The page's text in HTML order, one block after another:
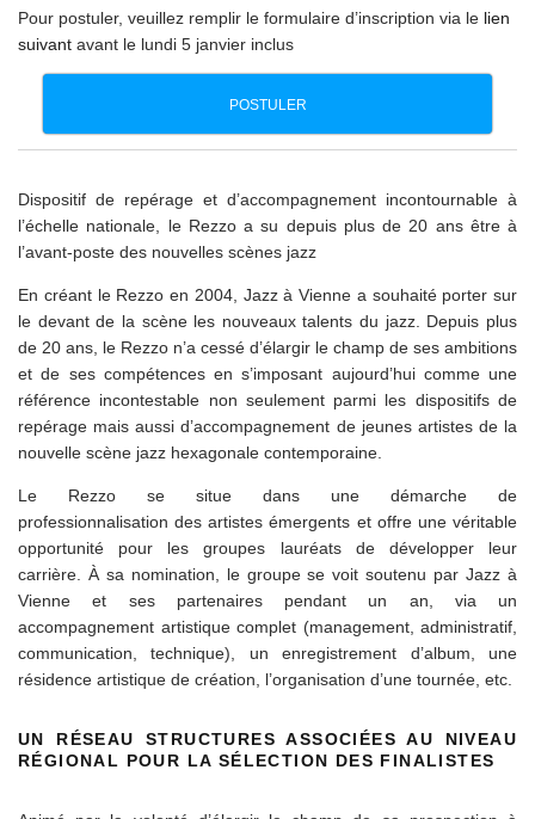
Pour postuler, veuillez remplir le formulaire d’inscription via le lien
suivant avant le lundi 5 janvier inclus
POSTULER
Dispositif de repérage et d’accompagnement incontournable à
l’échelle nationale, le Rezzo a su depuis plus de 20 ans être à
l’avant-poste des nouvelles scènes jazz
En créant le Rezzo en 2004, Jazz à Vienne a souhaité porter sur
le devant de la scène les nouveaux talents du jazz. Depuis plus
de 20 ans, le Rezzo n’a cessé d’élargir le champ de ses ambitions
et de ses compétences en s’imposant aujourd’hui comme une
référence incontestable non seulement parmi les dispositifs de
repérage mais aussi d’accompagnement de jeunes artistes de la
nouvelle scène jazz hexagonale contemporaine.
Le Rezzo se situe dans une démarche de
professionnalisation des artistes émergents et offre une véritable
opportunité pour les groupes lauréats de développer leur
carrière. À sa nomination, le groupe se voit soutenu par Jazz à
Vienne et ses partenaires pendant un an, via un
accompagnement artistique complet (management, administratif,
communication, technique), un enregistrement d’album, une
résidence artistique de création, l’organisation d’une tournée, etc.
UN RÉSEAU STRUCTURES ASSOCIÉES AU NIVEAU
RÉGIONAL POUR LA SÉLECTION DES FINALISTES